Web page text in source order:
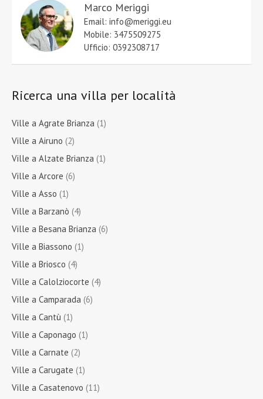
Marco Meriggi
Email: info@meriggi.eu
Mobile: 3475509275
Ufficio: 0392308717
Ricerca una villa per località
Ville a Agrate Brianza (1)
Ville a Airuno (2)
Ville a Alzate Brianza (1)
Ville a Arcore (6)
Ville a Asso (1)
Ville a Barzanò (4)
Ville a Besana Brianza (6)
Ville a Biassono (1)
Ville a Briosco (4)
Ville a Calolziocorte (4)
Ville a Camparada (6)
Ville a Cantù (1)
Ville a Caponago (1)
Ville a Carnate (2)
Ville a Carugate (1)
Ville a Casatenovo (11)